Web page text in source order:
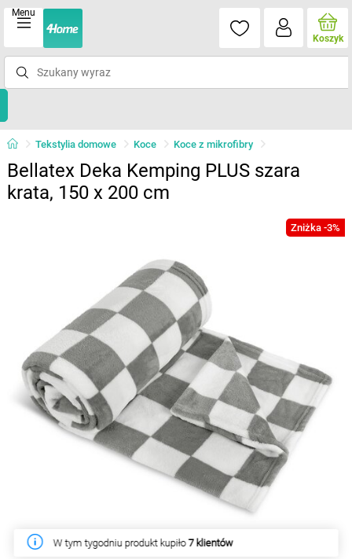
Menu
Koszyk
Tekstylia domowe Koce Koce z mikrofibry
Bellatex Deka Kemping PLUS szara
krata, 150 x 200 cm
Zniżka -3%
W tym tygodniu produkt kupiło7 klientów